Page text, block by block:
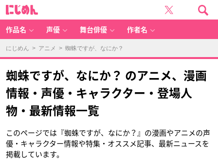
作品名 声優 舞台俳優 作者名
にじめん > アニメ > 蜘蛛ですが、なにか？
蜘蛛ですが、なにか？ のアニメ、漫画
情報・声優・キャラクター・登場人
物・最新情報一覧
このページでは『蜘蛛ですが、なにか？』の漫画やアニメの声
優・キャラクター情報や特集・オススメ記事、最新ニュースを
掲載しています。